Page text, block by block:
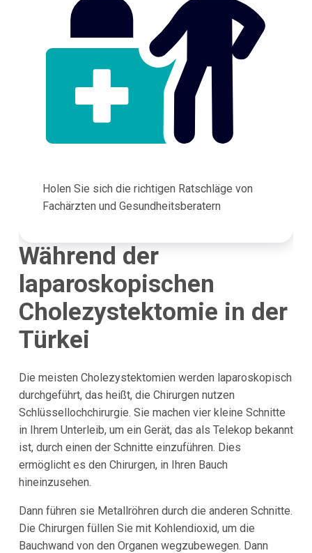
Holen Sie sich die richtigen Ratschläge von
Fachärzten und Gesundheitsberatern
Während der
laparoskopischen
Cholezystektomie in der
Türkei
Die meisten Cholezystektomien werden laparoskopisch
durchgeführt, das heißt, die Chirurgen nutzen
Schlüssellochchirurgie. Sie machen vier kleine Schnitte
in Ihrem Unterleib, um ein Gerät, das als Telekop bekannt
ist, durch einen der Schnitte einzuführen. Dies
ermöglicht es den Chirurgen, in Ihren Bauch
hineinzusehen.
Dann führen sie Metallröhren durch die anderen Schnitte.
Die Chirurgen füllen Sie mit Kohlendioxid, um die
Bauchwand von den Organen wegzubewegen. Dann